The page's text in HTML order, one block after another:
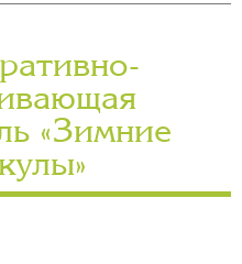
«Зимние